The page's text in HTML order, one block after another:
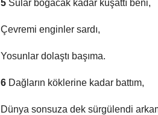
5 Sular boğacak kadar kuşattı beni,
Çevremi enginler sardı,
Yosunlar dolaştı başıma.
6 Dağların köklerine kadar battım,
Dünya sonsuza dek sürgülendi